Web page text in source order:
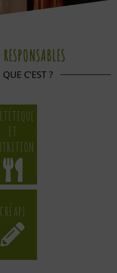
C'EST ?
ET
CRÉAPI